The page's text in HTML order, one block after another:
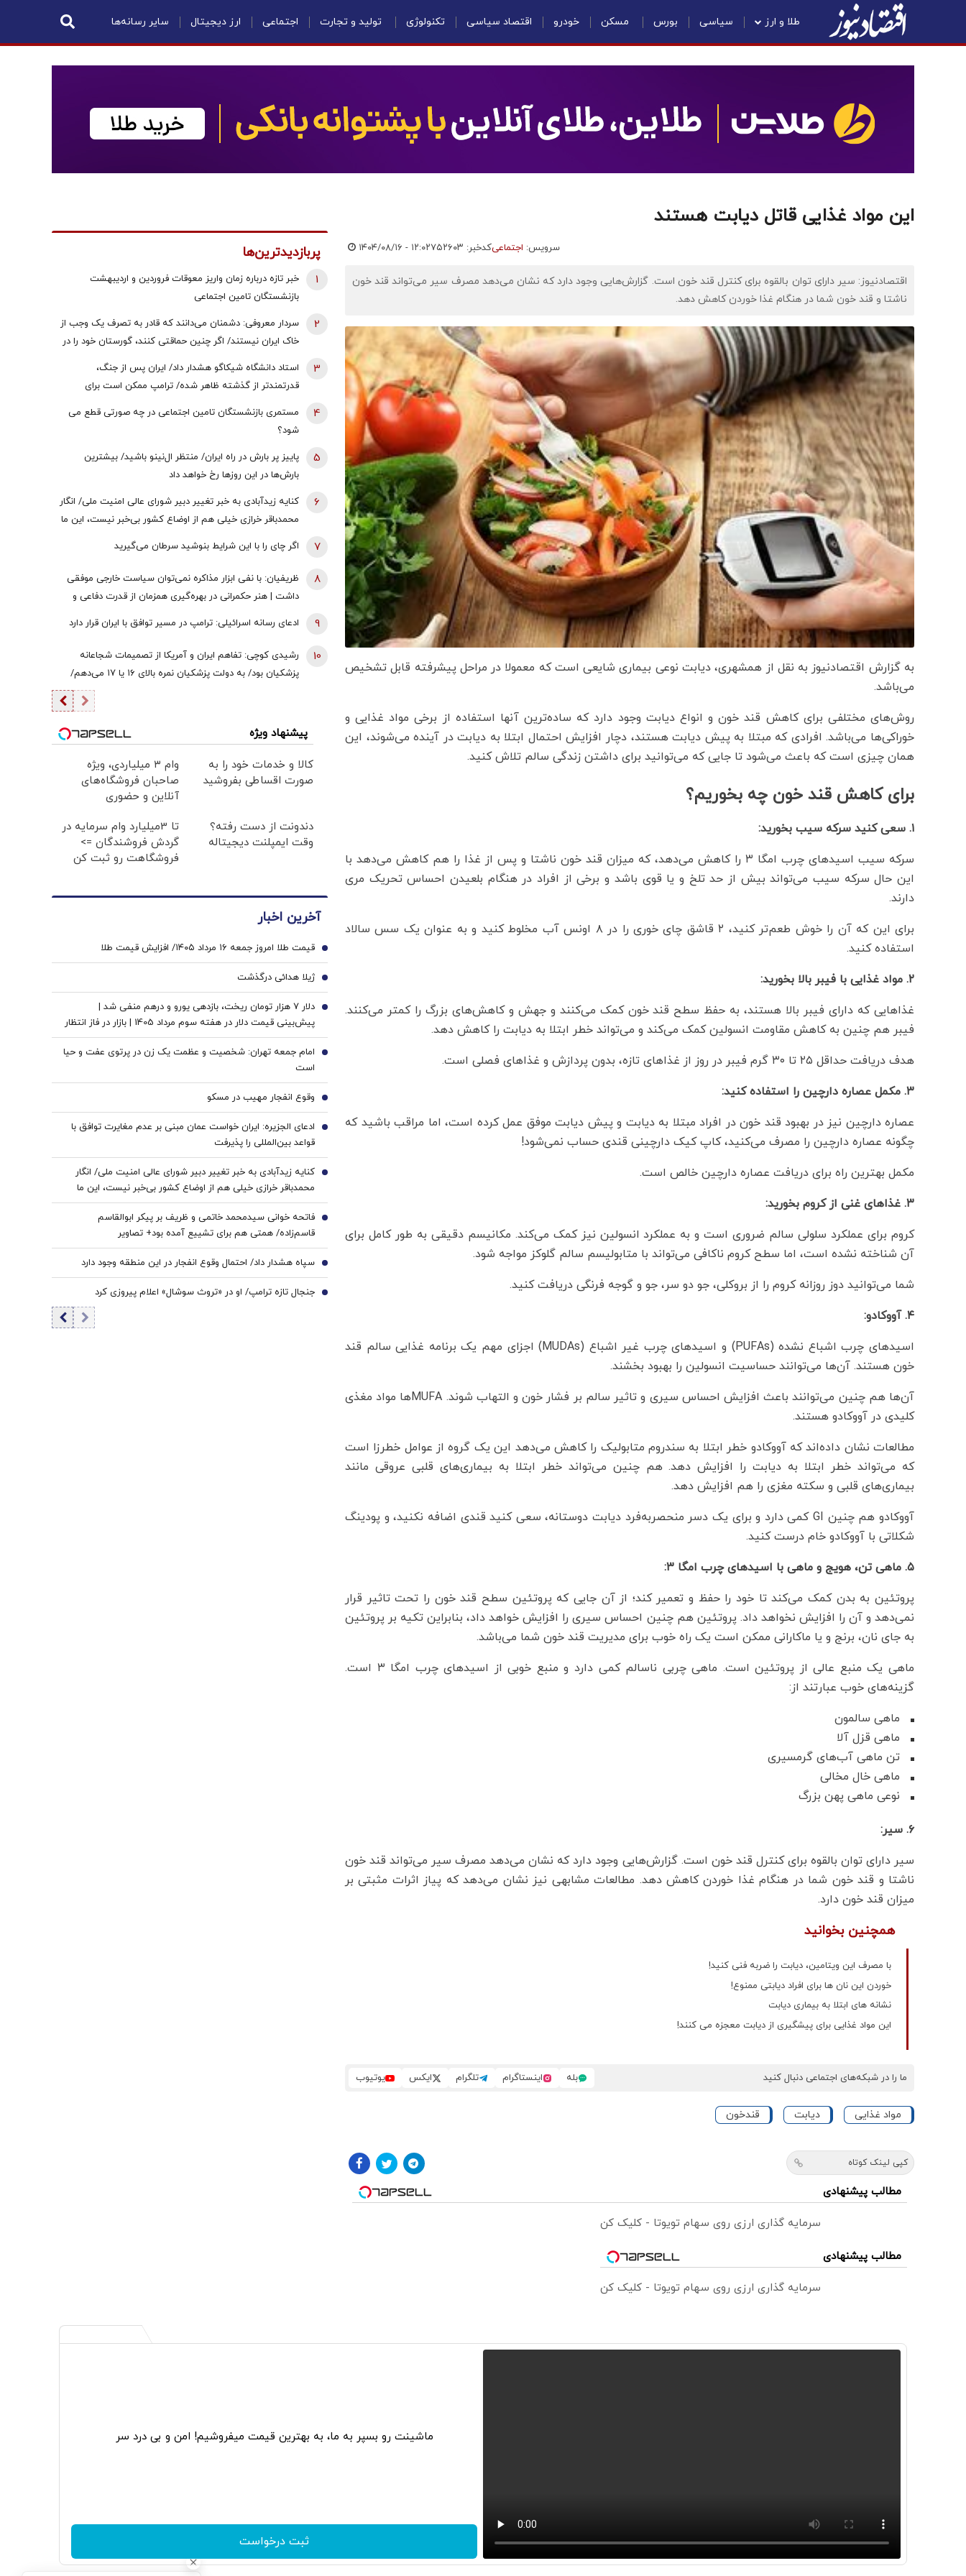
طلا و ارز سیاسی بورس مسکن خودرو اقتصاد سیاسی تکنولوژی تولید و تجارت اجتماعی ارز دیجیتال سایر رسانه‌ها
این مواد غذایی قاتل دیابت هستند
سرویس: اجتماعیکدخبر: ۷۵۲۶۰۳ ۱۴۰۴/۰۸/۱۶ - ۱۲:۰۲
اقتصادنیوز: ​سیر دارای توان بالقوه برای کنترل قند خون است. گزارش‌هایی وجود دارد که نشان می‌دهد مصرف سیر می‌تواند قند خون
ناشتا و قند خون شما در هنگام غذا خوردن کاهش دهد.
به گزارش اقتصادنیوز به نقل از همشهری، دیابت نوعی بیماری شایعی است که معمولا در مراحل پیشرفته قابل تشخیص
می‌باشد.
روش‌های مختلفی برای کاهش قند خون و انواع دیابت وجود دارد که ساده‌ترین آنها استفاده از برخی مواد غذایی و
خوراکی‌ها می‌باشد. افرادی که مبتلا به پیش دیابت هستند، دچار افزایش احتمال ابتلا به دیابت در آینده می‌شوند، این
همان چیزی است که باعث می‌شود تا جایی که می‌توانید برای داشتن زندگی سالم تلاش کنید.
برای کاهش قند خون چه بخوریم؟
۱. سعی کنید سرکه سیب بخورید:
سرکه سیب اسیدهای چرب امگا ۳ را کاهش می‌دهد، که میزان قند خون ناشتا و پس از غذا را هم کاهش می‌دهد با
این حال سرکه سیب می‌تواند بیش از حد تلخ و یا قوی باشد و برخی از افراد در هنگام بلعیدن احساس تحریک مری
دارند.
برای این که آن را خوش طعم‌تر کنید، ۲ قاشق چای خوری را در ۸ اونس آب مخلوط کنید و به عنوان یک سس سالاد
استفاده کنید.
۲. مواد غذایی با فیبر بالا بخورید:
غذاهایی که دارای فیبر بالا هستند، به حفظ سطح قند خون کمک می‌کنند و جهش و کاهش‌های بزرگ را کمتر می‌کنند.
فیبر هم چنین به کاهش مقاومت انسولین کمک می‌کند و می‌تواند خطر ابتلا به دیابت را کاهش دهد.
هدف دریافت حداقل ۲۵ تا ۳۰ گرم فیبر در روز از غذاهای تازه، بدون پردازش و غذاهای فصلی است.
۳. مکمل عصاره دارچین را استفاده کنید:
عصاره دارچین نیز در بهبود قند خون در افراد مبتلا به دیابت و پیش دیابت موفق عمل کرده است، اما مراقب باشید که
چگونه عصاره دارچین را مصرف می‌کنید، کاپ کیک دارچینی قندی حساب نمی‌شود!
مکمل بهترین راه برای دریافت عصاره دارچین خالص است.
۳. غذاهای غنی از کروم بخورید:
کروم برای عملکرد سلولی سالم ضروری است و به عملکرد انسولین نیز کمک می‌کند. مکانیسم دقیقی به طور کامل برای
آن شناخته نشده است، اما سطح کروم ناکافی می‌تواند با متابولیسم سالم گلوکز مواجه شود.
شما می‌توانید دوز روزانه کروم را از بروکلی، جو دو سر، جو و گوجه فرنگی دریافت کنید.
۴. آووکادو:
اسیدهای چرب اشباع نشده (PUFAs) و اسیدهای چرب غیر اشباع (MUDAs) اجزای مهم یک برنامه غذایی سالم قند
خون هستند. آن‌ها می‌توانند حساسیت انسولین را بهبود بخشند.
آن‌ها هم چنین می‌توانند باعث افزایش احساس سیری و تاثیر سالم بر فشار خون و التهاب شوند. MUFA‌ها مواد مغذی
کلیدی در آووکادو هستند.
مطالعات نشان داده‌اند که آووکادو خطر ابتلا به سندروم متابولیک را کاهش می‌دهد این یک گروه از عوامل خطرزا است
که می‌تواند خطر ابتلا به دیابت را افزایش دهد. هم چنین می‌تواند خطر ابتلا به بیماری‌های قلبی عروقی مانند
بیماری‌های قلبی و سکته مغزی را هم افزایش دهد.
آووکادو هم چنین GI کمی دارد و برای یک دسر منحصربه‌فرد دیابت دوستانه، سعی کنید قندی اضافه نکنید، و پودینگ
شکلاتی با آووکادو خام درست کنید.
۵. ماهی تن، هویج و ماهی با اسیدهای چرب امگا ۳:
پروتئین به بدن کمک می‌کند تا خود را حفظ و تعمیر کند؛ از آن جایی که پروتئین سطح قند خون را تحت تاثیر قرار
نمی‌دهد و آن را افزایش نخواهد داد. پروتئین هم چنین احساس سیری را افزایش خواهد داد، بنابراین تکیه بر پروتئین
به جای نان، برنج و یا ماکارانی ممکن است یک راه خوب برای مدیریت قند خون شما می‌باشد.
ماهی یک منبع عالی از پروتئین است. ماهی چربی ناسالم کمی دارد و منبع خوبی از اسیدهای چرب امگا ۳ است.
گزینه‌های خوب عبارتند از:
ماهی سالمون
ماهی قزل آلا
تن ماهی آب‌های گرمسیری
ماهی خال مخالی
نوعی ماهی پهن بزرگ
۶. سیر:
سیر دارای توان بالقوه برای کنترل قند خون است. گزارش‌هایی وجود دارد که نشان می‌دهد مصرف سیر می‌تواند قند خون
ناشتا و قند خون شما در هنگام غذا خوردن کاهش دهد. مطالعات مشابهی نیز نشان می‌دهد که پیاز اثرات مثبتی بر
میزان قند خون دارد.
همچنین بخوانید
با مصرف این ویتامین، دیابت را ضربه فنی کنید!
خوردن این نان ها برای افراد دیابتی ممنوع!
نشانه های ابتلا به بیماری دیابت
این مواد غذایی برای پیشگیری از دیابت معجزه می کنند!
ما را در شبکه‌های اجتماعی دنبال کنید بله اینستاگرام تلگرام ایکس یوتیوب
مواد غذایی دیابت قندخون
کپی لینک کوتاه
مطالب پیشنهادی
سرمایه گذاری ارزی روی سهام تویوتا - کلیک کن
مطالب پیشنهادی
سرمایه گذاری ارزی روی سهام تویوتا - کلیک کن
پربازدیدترین‌ها
خبر تازه درباره زمان واریز معوقات فروردین و اردیبهشت
بازنشستگان تامین اجتماعی
1
سردار معروفی: دشمنان می‌دانند که قادر به تصرف یک وجب از
خاک ایران نیستند/ اگر چنین حماقتی کنند، گورستان خود را در
آنجا خواهند یافت/ دیپلماسی بدون پشتیبانی مردمی
امکان‌پذیر نیست
2
استاد دانشگاه شیکاگو هشدار داد/ ایران پس از جنگ،
قدرتمندتر از گذشته ظاهر شده/ ترامپ ممکن است برای
دستیابی به یک پیروزی نمادین پیش از انتخابات میان‌دوره‌ای
کنگره، به عملیات زمینی روی بیاورد
3
مستمری بازنشستگان تامین اجتماعی در چه صورتی قطع می
شود؟
4
پاییز پر بارش در راه ایران/ منتظر ال‌نینو باشید/ بیشترین
بارش‌ها در این روزها رخ خواهد داد
5
کنایه زیدآبادی به خبر تغییر دبیر شورای عالی امنیت ملی/ انگار
محمدباقر خرازی خیلی هم از اوضاع کشور بی‌خبر نیست، این ما
هستیم که بی‌خبریم
6
اگر چای را با این شرایط بنوشید سرطان می‌گیرید 7
ظریفیان: با نفی ابزار مذاکره نمی‌توان سیاست خارجی موفقی
داشت | هنر حکمرانی در بهره‌گیری همزمان از قدرت دفاعی و
8
ادعای رسانه اسرائیلی: ترامپ در مسیر توافق با ایران قرار دارد 9
رشیدی کوچی: تفاهم ایران و آمریکا از تصمیمات شجاعانه
پزشکیان بود/ به دولت پزشکیان نمره بالای ۱۶ یا ۱۷ می‌دهم/
یقین بدانید اگر هر فرد دیگری جای پزشکیان بود، کشور با
مشکلات بزرگی روبه‌رو می‌شد/ اگر جلیلی رئیس‌جمهور
می‌شد...
10
پیشنهاد ویژه
کالا و خدمات خود را به
صورت اقساطی بفروشید
وام ۳ میلیاردی، ویژه
صاحبان فروشگاه‌های
آنلاین و حضوری
دندونت از دست رفته؟
وقت ایمپلنت دیجیتاله
تا 3میلیارد وام سرمایه در
گردش فروشندگان =>
فروشگاهت رو ثبت کن
آخرین اخبار
قیمت طلا امروز جمعه ۱۶ مرداد ۱۴۰۵/ افزایش قیمت طلا 1
ژیلا هدائی درگذشت 2
دلار ۷ هزار تومان ریخت، بازدهی یورو و درهم منفی شد |
پیش‌بینی قیمت دلار در هفته سوم مرداد 1405 | بازار در فاز انتظار
3
امام جمعه تهران: شخصیت و عظمت یک زن در پرتوی عفت و حیا
است
4
وقوع انفجار مهیب در مسکو 5
ادعای الجزیره: ایران خواست عمان مبنی بر عدم مغایرت توافق با
قواعد بین‌المللی را پذیرفت
6
کنایه زیدآبادی به خبر تغییر دبیر شورای عالی امنیت ملی/ انگار
محمدباقر خرازی خیلی هم از اوضاع کشور بی‌خبر نیست، این ما
هستیم که بی‌خبریم
7
فاتحه خوانی سیدمحمد خاتمی و ظریف بر پیکر ابوالقاسم
قاسم‌زاده/ همتی هم برای تشییع آمده بود+ تصاویر
8
سپاه هشدار داد/ احتمال وقوع انفجار در این منطقه وجود دارد 9
جنجال تازه ترامپ/ او در «تروث سوشال» اعلام پیروزی کرد 10
ماشینت رو بسپر به ما، به بهترین قیمت میفروشیم! امن و بی درد سر
ثبت درخواست